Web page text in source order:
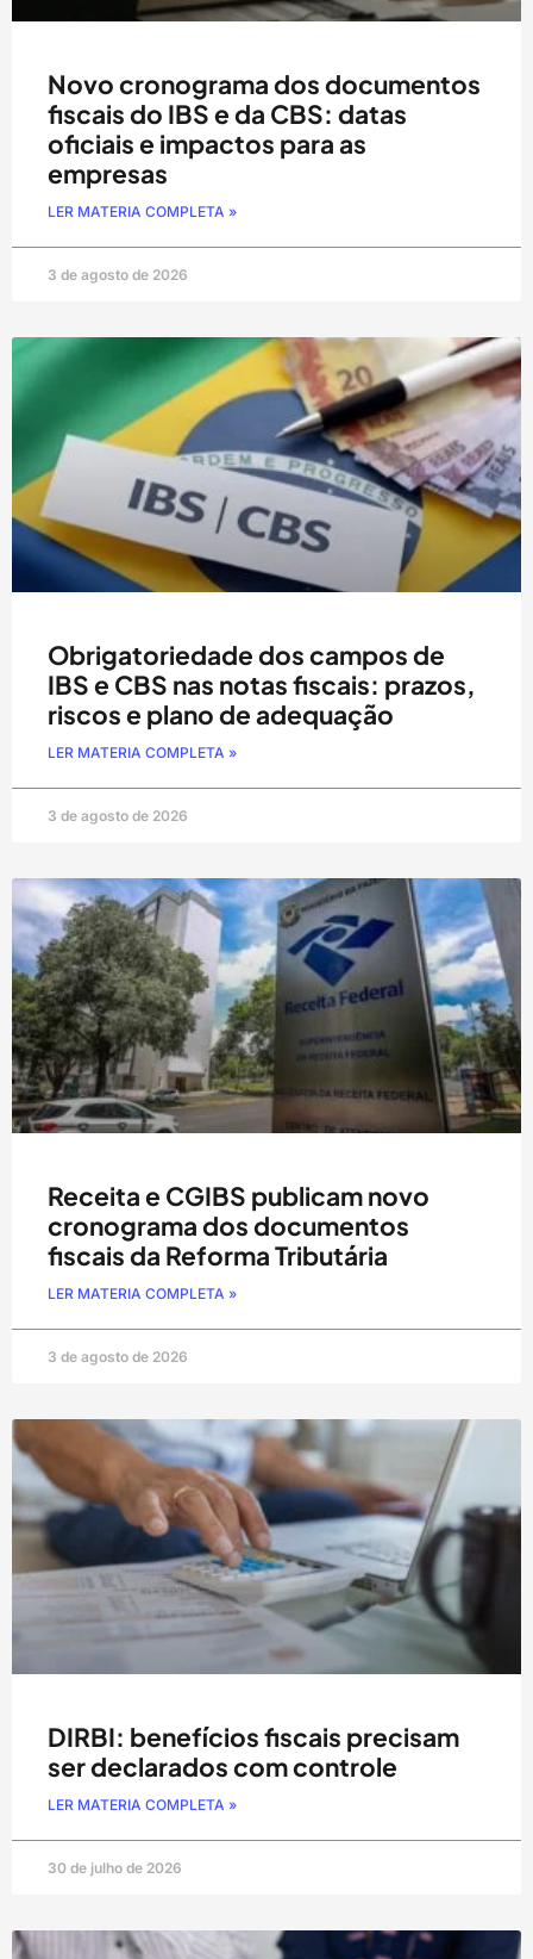
Novo cronograma dos documentos
fiscais do IBS e da CBS: datas
oficiais e impactos para as
empresas
LER MATERIA COMPLETA »
3 de agosto de 2026
Obrigatoriedade dos campos de
IBS e CBS nas notas fiscais: prazos,
riscos e plano de adequação
LER MATERIA COMPLETA »
3 de agosto de 2026
Receita e CGIBS publicam novo
cronograma dos documentos
fiscais da Reforma Tributária
LER MATERIA COMPLETA »
3 de agosto de 2026
DIRBI: benefícios fiscais precisam
ser declarados com controle
LER MATERIA COMPLETA »
30 de julho de 2026